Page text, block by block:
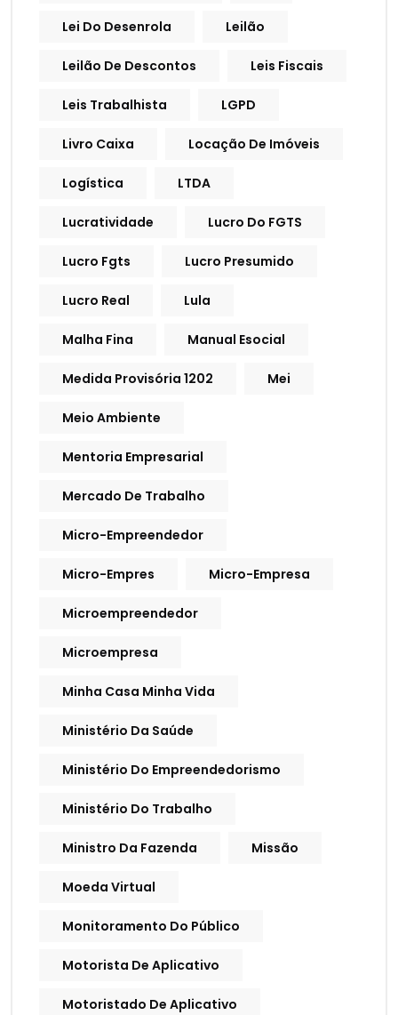
Lei Do Desenrola Leilão
Leilão De Descontos Leis Fiscais
Leis Trabalhista LGPD
Livro Caixa Locação De Imóveis
Logística LTDA
Lucratividade Lucro Do FGTS
Lucro Fgts Lucro Presumido
Lucro Real Lula
Malha Fina Manual Esocial
Medida Provisória 1202 Mei
Meio Ambiente
Mentoria Empresarial
Mercado De Trabalho
Micro-Empreendedor
Micro-Empres Micro-Empresa
Microempreendedor
Microempresa
Minha Casa Minha Vida
Ministério Da Saúde
Ministério Do Empreendedorismo
Ministério Do Trabalho
Ministro Da Fazenda Missão
Moeda Virtual
Monitoramento Do Público
Motorista De Aplicativo
Motoristado De Aplicativo